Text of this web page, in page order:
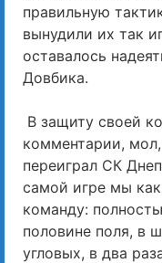
правильную
вынудили их так
оставалось
Довбика.
В защиту своей
комментарии,
переиграл СК
самой игре мы
команду:
половине поля, в
угловых, в два